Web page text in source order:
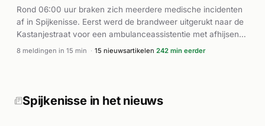
Rond 06:00 uur braken zich meerdere medische incidenten
af in Spijkenisse. Eerst werd de brandweer uitgerukt naar de
Kastanjestraat voor een ambulanceassistentie met afhijsen
(P1), waarvoor ook een Lifeliner werd inzet. Kort daarna,
Eikenlaan. Meerdere ambulances waren ingezet ter plaatse.
De exacte omvang van de schade en verdere details over de
8 meldingen in 15 min · 15 nieuwsartikelen 242 min eerder
Spijkenisse in het nieuws